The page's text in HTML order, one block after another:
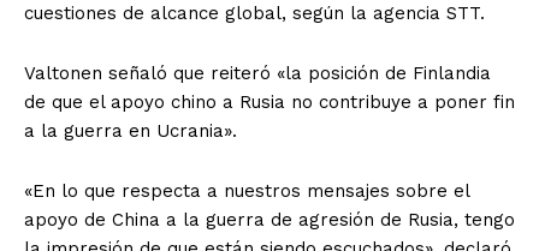
cuestiones de alcance global, según la agencia STT.
Valtonen señaló que reiteró «la posición de Finlandia
de que el apoyo chino a Rusia no contribuye a poner fin
a la guerra en Ucrania».
«En lo que respecta a nuestros mensajes sobre el
apoyo de China a la guerra de agresión de Rusia, tengo